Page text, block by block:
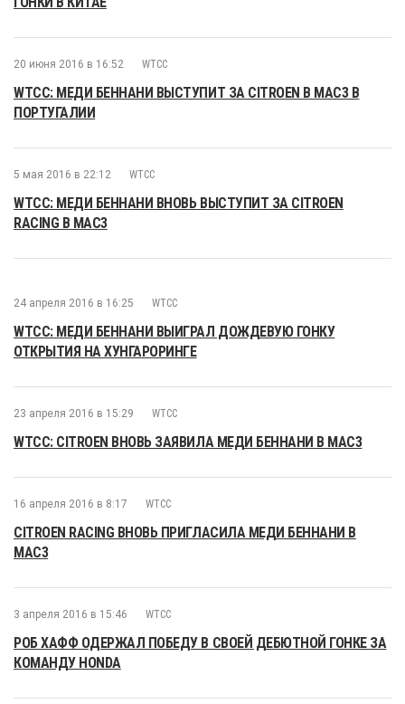
20 июня 2016 в 16:52 WTCC
WTCC: МЕДИ БЕННАНИ ВЫСТУПИТ ЗА CITROEN В MAC3 В
ПОРТУГАЛИИ
5 мая 2016 в 22:12 WTCC
WTCC: МЕДИ БЕННАНИ ВНОВЬ ВЫСТУПИТ ЗА CITROEN
RACING В MAC3
24 апреля 2016 в 16:25 WTCC
WTCC: МЕДИ БЕННАНИ ВЫИГРАЛ ДОЖДЕВУЮ ГОНКУ
ОТКРЫТИЯ НА ХУНГАРОРИНГЕ
23 апреля 2016 в 15:29 WTCC
WTCC: CITROEN ВНОВЬ ЗАЯВИЛА МЕДИ БЕННАНИ В MAC3
16 апреля 2016 в 8:17 WTCC
CITROEN RACING ВНОВЬ ПРИГЛАСИЛА МЕДИ БЕННАНИ В
MAC3
3 апреля 2016 в 15:46 WTCC
РОБ ХАФФ ОДЕРЖАЛ ПОБЕДУ В СВОЕЙ ДЕБЮТНОЙ ГОНКЕ ЗА
КОМАНДУ HONDA